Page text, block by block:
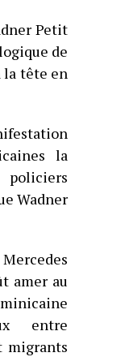
Petit
de
la tête en
la
Wadner
amer au
entre
migrants